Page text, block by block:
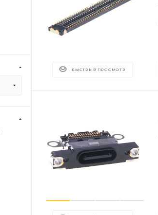
БЫСТРЫЙ ПРОСМОТР